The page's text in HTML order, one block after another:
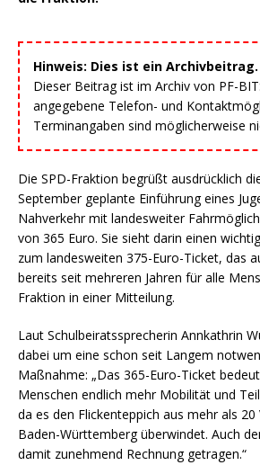
Hinweis: Dies ist ein Archivbeitrag.
Dieser Beitrag ist im Archiv von PF-
angegebene Telefon- und
Terminangaben sind möglicherweise
Die SPD-Fraktion begrüßt ausdrücklich
September geplante Einführung eines
Nahverkehr mit landesweiter
von 365 Euro. Sie sieht darin einen
zum landesweiten 375-Euro-Ticket, das
bereits seit mehreren Jahren für alle
Fraktion in einer Mitteilung.
Laut Schulbeiratssprecherin Annkathrin
dabei um eine schon seit Langem
Maßnahme: „Das 365-Euro-Ticket
Menschen endlich mehr Mobilität und
da es den Flickenteppich aus mehr als 20
Baden-Württemberg überwindet. Auch
damit zunehmend Rechnung getragen.“